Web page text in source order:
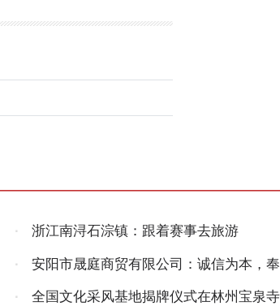
· 浙江南浔石淙镇：跟着赛事去旅游
·
安阳市晟庭商贸有限公司：诚信为本，
· 全国文化采风基地揭牌仪式在林州宝泉